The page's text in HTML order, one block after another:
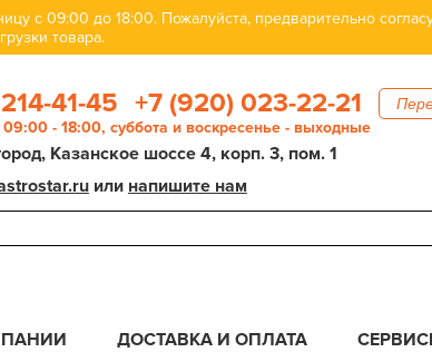
с 09:00 до 18:00. Пожалуйста, предварительно
товара.
41-45 +7 (920) 023-22-21
- 18:00, суббота и воскресенье - выходные
Казанское шоссе 4, корп. 3, пом. 1
или напишите нам
ДОСТАВКА И ОПЛАТА